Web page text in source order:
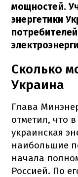
мощностей.
энергетики
Сколько
Украина
Глава
отметил, что
украинская
наибольшие
начала
Россией. По